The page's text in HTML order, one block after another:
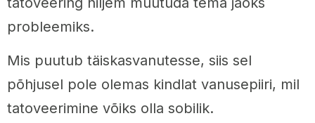
probleemiks.
Mis puutub täiskasvanutesse, siis sel
põhjusel pole olemas kindlat vanusepiiri, mil
tatoveerimine võiks olla sobilik.